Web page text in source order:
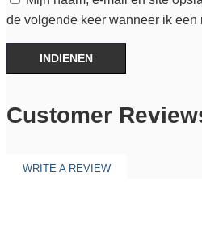
de volgende keer wanneer ik een
INDIENEN
Customer
WRITE A REVIEW